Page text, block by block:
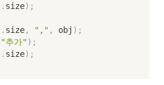
. size) ;
. size, "," , obj ) ;
"추가") ;
. size) ;